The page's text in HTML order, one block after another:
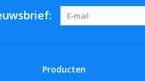
Producten